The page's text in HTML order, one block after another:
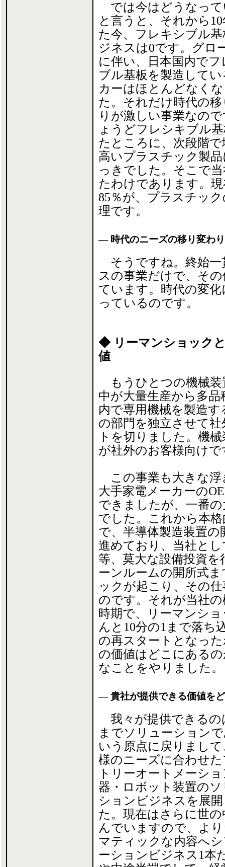
では今はどうなって
と言うと、それから
た今、フレキシブル
ジネスは0です。グロ
に伴い、日本国内でフ
ブル基板を製造して
カーはほとんどなく
た。それだけ時代の
りが激しい事業なの
ょうどフレシキブル
たところに、次段階
高いプラスチック製
っきでした。そこで
たわけであります。
85％が、プラスチッ
理です。
― 時代のニーズの移り変わ
そうですね。終始一
スの事業だけで、そ
ています。時代の変
っているのです。
◆ リーマンショック
値
もうひとつの機械装
中が大量生産から多
内で専用機械を製造
の部門を独立させて
トを切りました。機
が社外のお客様向けで
この事業も大きな浮
大手家電メーカーの
できましたが、一番
でした。これから本
で、半導体製造装置
進めており、当社と
等、莫大な設備投資
ーンルームの開所式
ックが起こり、その
のです。それが当社
時期で、リーマンシ
んと10分の1まで落ち
の再スタートとなっ
の価値はどこにある
なことをやりました。
― 貴社が提供できる価値を
我々が提供できるの
までソリューション
いう原点に戻りまし
様のニーズに合わせ
トリーオートメーシ
器・ロボット装置の
ションビジネスを展
た。現在はさらに世の
んでいますので、よ
マティックな内容へ
ーションビジネス1本